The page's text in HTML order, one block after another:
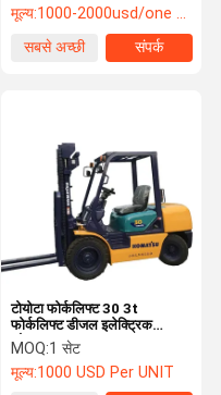
मूल्य:1000-2000usd/one unit
सबसे अच्छी
संपर्क
टोयोटा फोर्कलिफ्ट 30 3t
फोर्कलिफ्ट डीजल इलेक्ट्रिक
कोमात्सु 2.5टन 3टन 3.5t 4t 5t
16t 30 पीला हरा
MOQ:1 सेट
मूल्य:1000 USD Per UNIT